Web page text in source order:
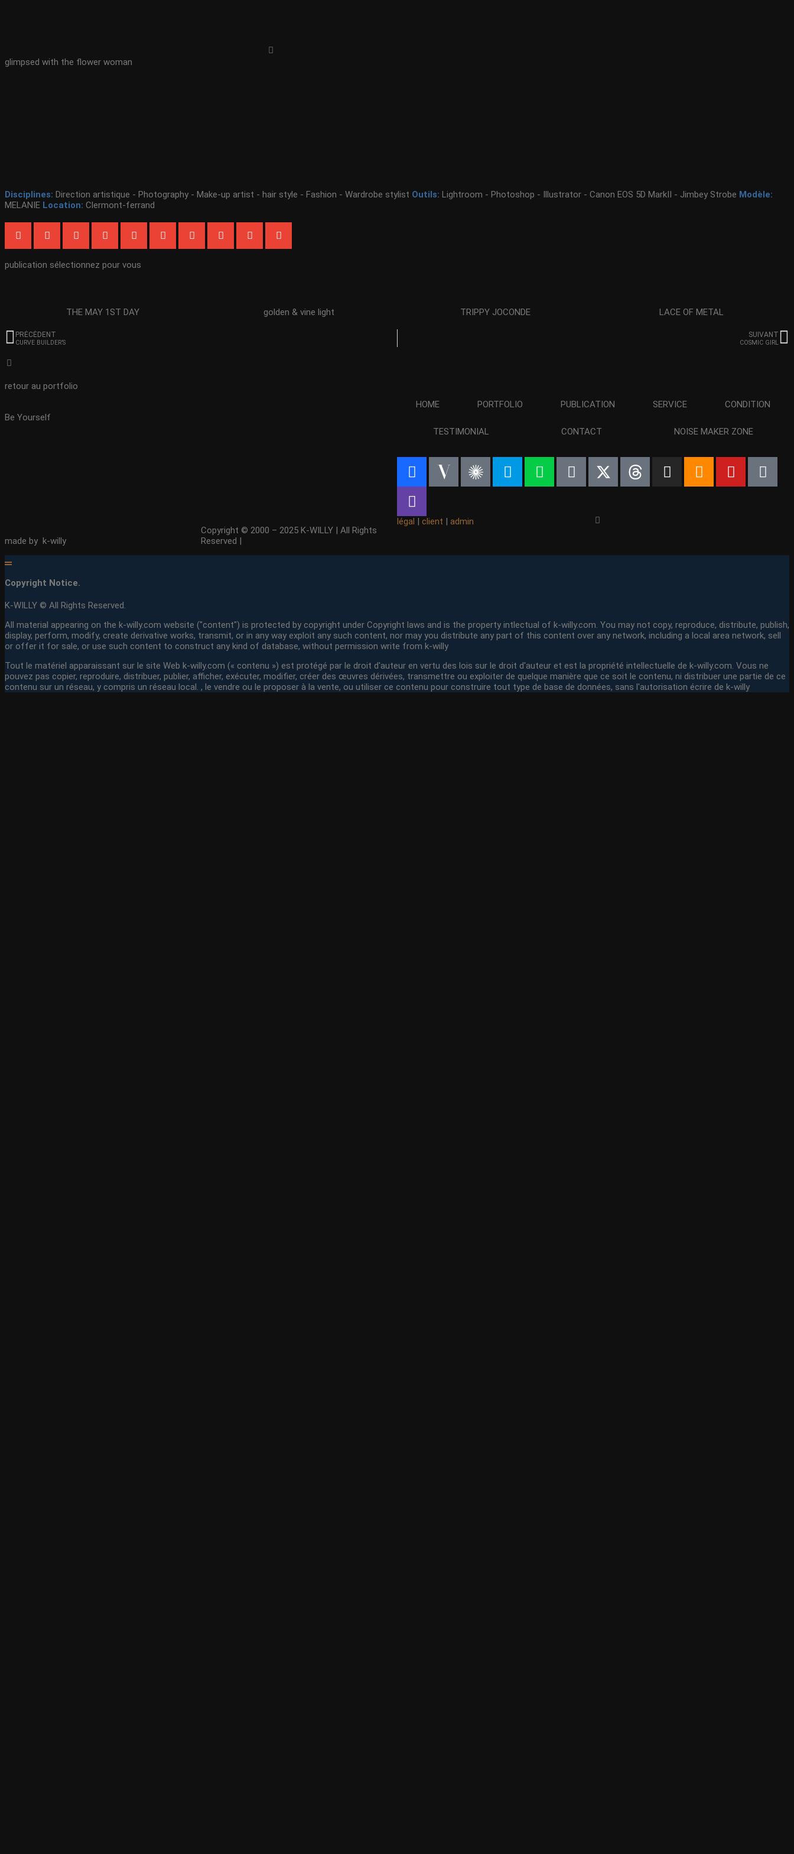
glimpsed with the flower woman
Disciplines: Direction artistique - Photography - Make-up artist - hair style - Fashion - Wardrobe stylist Outils: Lightroom - Photoshop - Illustrator - Canon EOS 5D MarkII - Jimbey Strobe Modèle:
MELANIE Location: Clermont-ferrand
publication sélectionnez pour vous
THE MAY 1ST DAY golden & vine light TRIPPY JOCONDE LACE OF METAL
PRÉCÉDENT
CURVE BUILDER’S
SUIVANT
COSMIC GIRL
retour au portfolio
Be Yourself
HOME PORTFOLIO PUBLICATION SERVICE CONDITION
TESTIMONIAL CONTACT NOISE MAKER ZONE
made by k-willy
Copyright © 2000 – 2025 K-WILLY | All Rights
Reserved |
légal | client | admin
Copyright Notice.
K-WILLY © All Rights Reserved.
All material appearing on the k-willy.com website ("content") is protected by copyright under Copyright laws and is the property intlectual of k-willy.com. You may not copy, reproduce, distribute, publish,
display, perform, modify, create derivative works, transmit, or in any way exploit any such content, nor may you distribute any part of this content over any network, including a local area network, sell
or offer it for sale, or use such content to construct any kind of database, without permission write from k-willy
Tout le matériel apparaissant sur le site Web k-willy.com (« contenu ») est protégé par le droit d'auteur en vertu des lois sur le droit d'auteur et est la propriété intellectuelle de k-willy.com. Vous ne
pouvez pas copier, reproduire, distribuer, publier, afficher, exécuter, modifier, créer des œuvres dérivées, transmettre ou exploiter de quelque manière que ce soit le contenu, ni distribuer une partie de ce
contenu sur un réseau, y compris un réseau local. , le vendre ou le proposer à la vente, ou utiliser ce contenu pour construire tout type de base de données, sans l'autorisation écrire de k-willy